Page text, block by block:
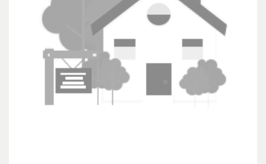
DZIAŁKA NA SPRZEDAŻ
Działka budowlana Radzymin - Nowy Janków